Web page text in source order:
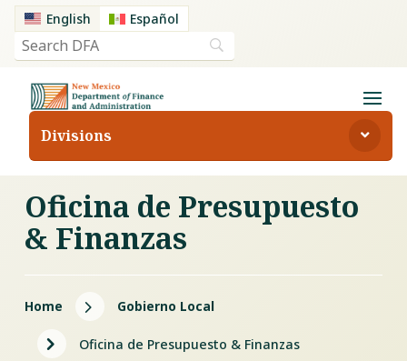
English Español
Divisions
Oficina de Presupuesto
& Finanzas
Home 5 Gobierno Local
5 Oficina de Presupuesto & Finanzas